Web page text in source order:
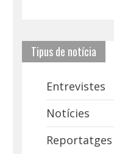
Tipus de notícia
Entrevistes
Notícies
Reportatges